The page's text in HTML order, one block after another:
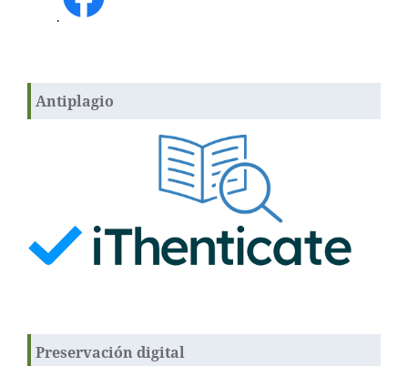
.
Antiplagio
Preservación digital